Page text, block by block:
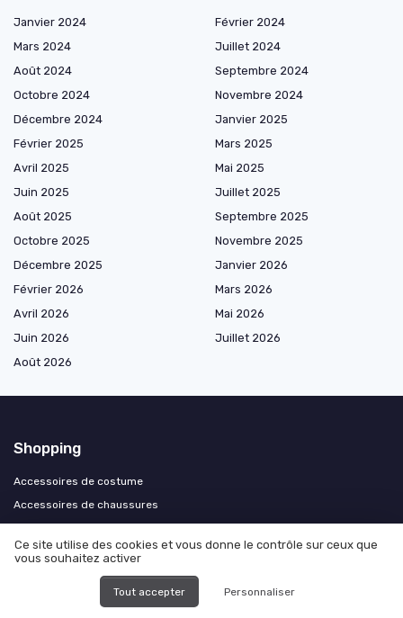
Janvier 2024
Février 2024
Mars 2024
Juillet 2024
Août 2024
Septembre 2024
Octobre 2024
Novembre 2024
Décembre 2024
Janvier 2025
Février 2025
Mars 2025
Avril 2025
Mai 2025
Juin 2025
Juillet 2025
Août 2025
Septembre 2025
Octobre 2025
Novembre 2025
Décembre 2025
Janvier 2026
Février 2026
Mars 2026
Avril 2026
Mai 2026
Juin 2026
Juillet 2026
Août 2026
Shopping
Accessoires de costume
Accessoires de chaussures
Accessoires de cérémonie
Accessoires mariage par style
Ce site utilise des cookies et vous donne le contrôle sur ceux que
vous souhaitez activer
Tout accepter Personnaliser